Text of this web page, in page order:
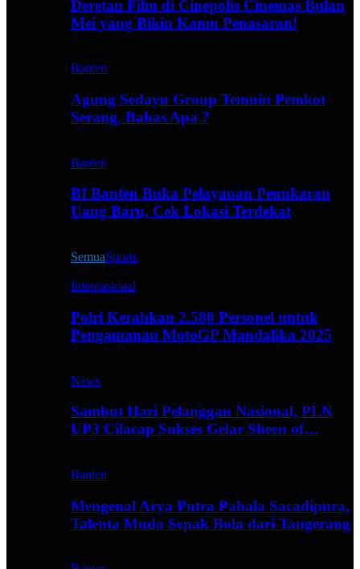
Deretan Film di Cinepolis Cinemas Bulan
Mei yang Bikin Kamu Penasaran!
Banten
Agung Sedayu Group Temuin Pemkot
Serang, Bahas Apa ?
Banten
BI Banten Buka Pelayanan Penukaran
Uang Baru, Cek Lokasi Terdekat
SemuaSports
Internasional
Polri Kerahkan 2.580 Personel untuk
Pengamanan MotoGP Mandalika 2025
News
Sambut Hari Pelanggan Nasional, PLN
UP3 Cilacap Sukses Gelar Sheen of…
Banten
Mengenal Arya Putra Pahala Sacadipura,
Talenta Muda Sepak Bola dari Tangerang